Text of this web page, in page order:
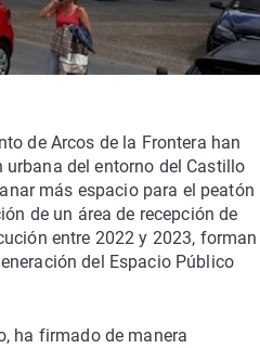
de Arcos de la Frontera han
del entorno del Castillo
más espacio para el peatón
de un área de recepción de
entre 2022 y 2023, forman
del Espacio Público
ha firmado de manera